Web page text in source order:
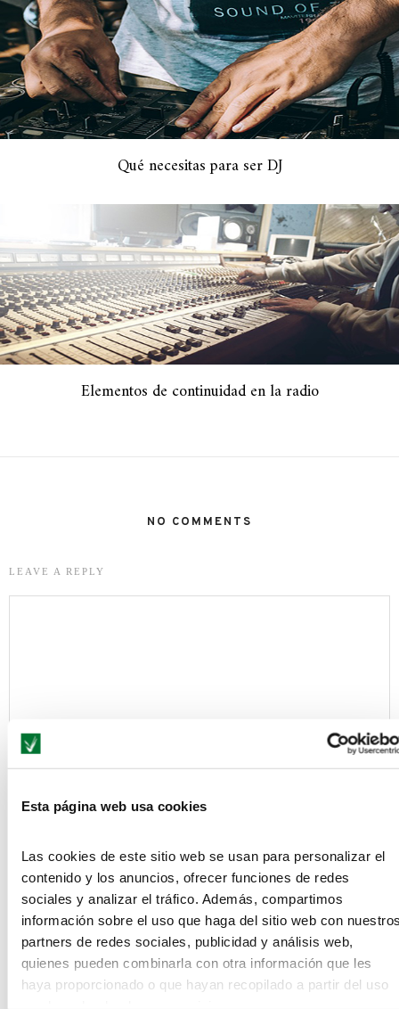
Esta página web usa cookies
Las cookies de este sitio web se usan para personalizar el
contenido y los anuncios, ofrecer funciones de redes
sociales y analizar el tráfico. Además, compartimos
información sobre el uso que haga del sitio web con
partners de redes sociales, publicidad y análisis web,
quienes pueden combinarla con otra información que les
haya proporcionado o que hayan recopilado a partir del uso
Qué necesitas para ser DJ
Elementos de continuidad en la radio
NO COMMENTS
LEAVE A REPLY
Save my name, email, and website in this browser for the next
Información básica acerca de cómo protegemos tus datos conforme al
Reglamento General de Protección de Datos (Reglamento UE 2016/679)
y en la Ley Orgánica 3/2018, de 5 de diciembre, de Protección de Datos
Personales y garantía de los derechos digitales
De conformidad con lo establecido en el Reglamento General de
Protección de Datos, te informamos de:
Quien es el responsable del tratamiento:SEAS, Estudios Superiores